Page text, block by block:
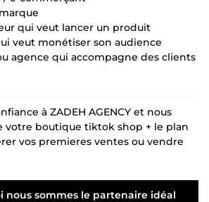
qui veut lancer un produit
veut monétiser son audience
agence qui accompagne des clients
à ZADEH AGENCY et nous
votre boutique tiktok shop + le plan
vos premieres ventes ou vendre
nous sommes le partenaire idéal